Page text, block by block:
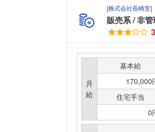
[株式会社長崎堂]
販売系 非
月
給
基本給
170,000
住宅手当
0